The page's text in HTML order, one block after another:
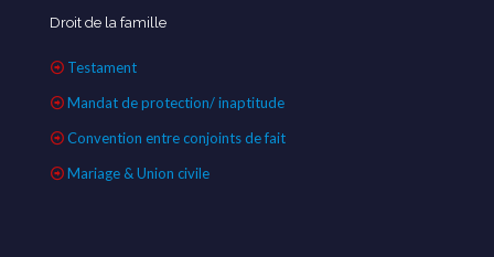
Droit de la famille
Testament
Mandat de protection/ inaptitude
Convention entre conjoints de fait
Mariage & Union civile